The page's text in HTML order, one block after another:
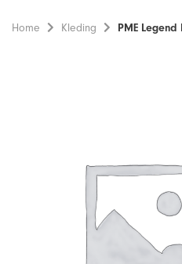
Home Kleding PME